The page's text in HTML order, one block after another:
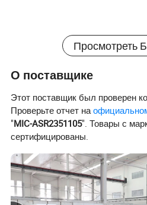
Просмотреть
О поставщике
Этот поставщик был проверен
Проверьте отчет на
"MIC-ASR2351105". Товары с
сертифицированы.